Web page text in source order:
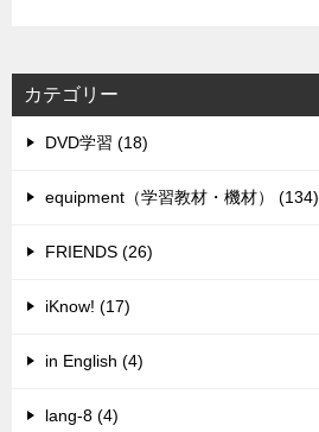
カテゴリー
DVD学習 (18)
equipment（学習教材・機材） (134)
FRIENDS (26)
iKnow! (17)
in English (4)
lang-8 (4)